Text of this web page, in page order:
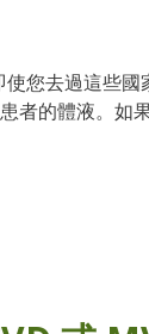
您去過這些
者的體液。如